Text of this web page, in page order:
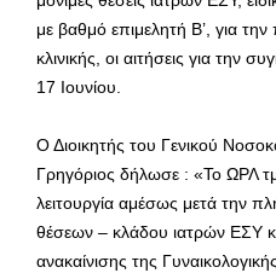
με βαθμό επιμελητή Β’, για
κλινικής, οι αιτήσεις για την
17 Ιουνίου.
Ο Διοικητής του Γενικού
Γρηγόριος δήλωσε : «Το ΩΡΛ
λειτουργία αμέσως μετά την
θέσεων – κλάδου ιατρών ΕΣΥ
ανακαίνισης της